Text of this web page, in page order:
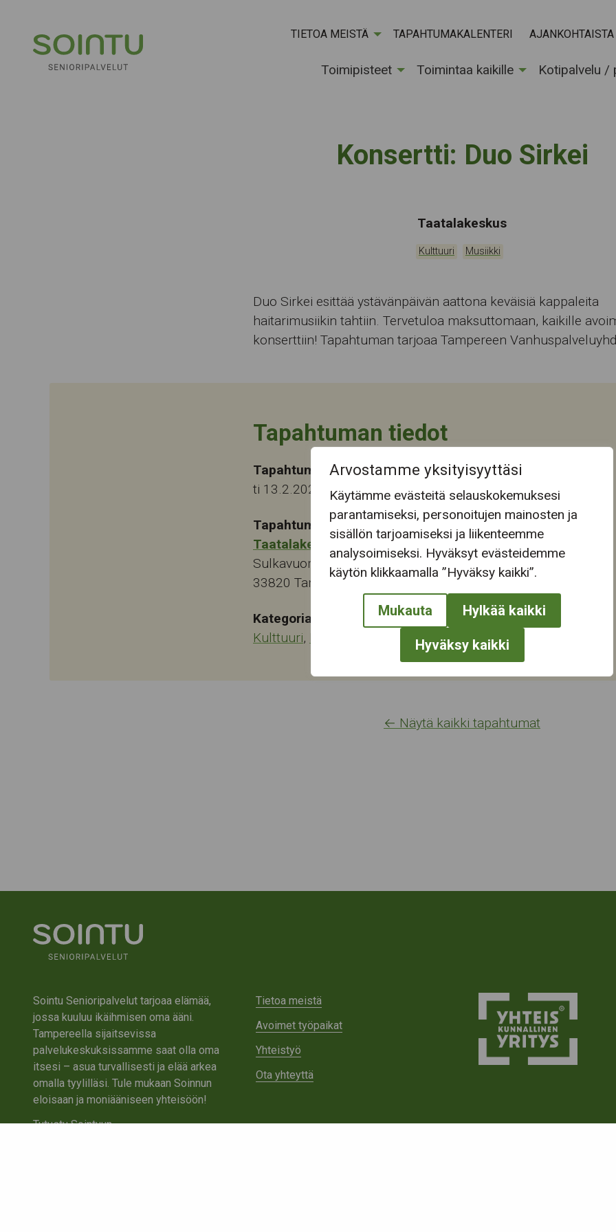
Arvostamme yksityisyyttäsi
Käytämme evästeitä selauskokemuksesi
parantamiseksi, personoitujen mainosten ja
sisällön tarjoamiseksi ja liikenteemme
analysoimiseksi. Hyväksyt evästeidemme
käytön klikkaamalla ”Hyväksy kaikki”.
Mukauta Hylkää kaikki
Hyväksy kaikki
TIETOA MEISTÄ TAPAHTUMAKALENTERI AJANKOHTAISTA
Toimipisteet Toimintaa kaikille Kotipalvelu /
Konsertti: Duo Sirkei
Tapahtumapaikka:
Taatalakeskus
Kategoriat:
Kulttuuri Musiikki
Duo Sirkei esittää ystävänpäivän aattona keväisiä kappaleita
haitarimusiikin tahtiin. Tervetuloa maksuttomaan, kaikille
konserttiin! Tapahtuman tarjoaa Tampereen
Tapahtuman tiedot
Tapahtuma-aika
ti 13.2.2024 13:00
Tapahtumapaikka:
Taatalakeskus
Sulkavuorenkatu 6
33820 Tampere
Kategoriat:
Kulttuuri,
← Näytä kaikki tapahtumat
Sointu Senioripalvelut tarjoaa elämää,
jossa kuuluu ikäihmisen oma ääni.
Tampereella sijaitsevissa
palvelukeskuksissamme saat olla oma
itsesi – asua turvallisesti ja elää arkea
omalla tyylilläsi. Tule mukaan Soinnun
eloisaan ja moniääniseen yhteisöön!
Tutustu Sointuun
Tietoa meistä
Avoimet työpaikat
Yhteistyö
Ota yhteyttä